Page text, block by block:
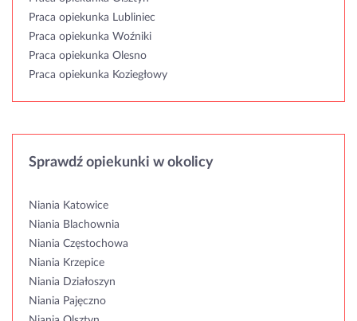
Praca opiekunka Lubliniec
Praca opiekunka Woźniki
Praca opiekunka Olesno
Praca opiekunka Koziegłowy
Sprawdź opiekunki w okolicy
Niania Katowice
Niania Blachownia
Niania Częstochowa
Niania Krzepice
Niania Działoszyn
Niania Pajęczno